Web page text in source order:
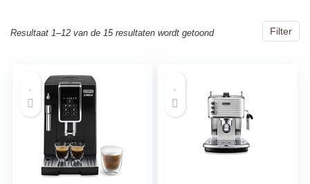
Filter
Resultaat 1–12 van de 15 resultaten wordt getoond